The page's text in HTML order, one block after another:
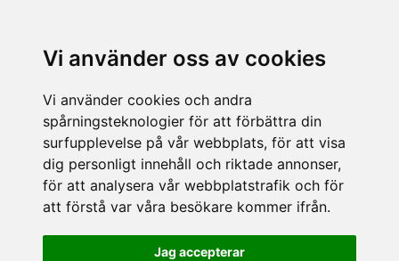
Vi använder oss av cookies
Vi använder cookies och andra
spårningsteknologier för att förbättra din
surfupplevelse på vår webbplats, för att visa
dig personligt innehåll och riktade annonser,
för att analysera vår webbplatstrafik och för
att förstå var våra besökare kommer ifrån.
Jag accepterar